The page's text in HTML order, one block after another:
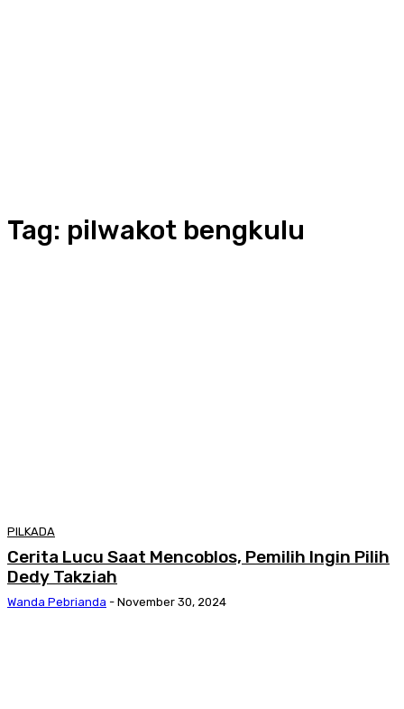
Tag: pilwakot bengkulu
PILKADA
Cerita Lucu Saat Mencoblos, Pemilih Ingin Pilih
Dedy Takziah
Wanda Pebrianda - November 30, 2024